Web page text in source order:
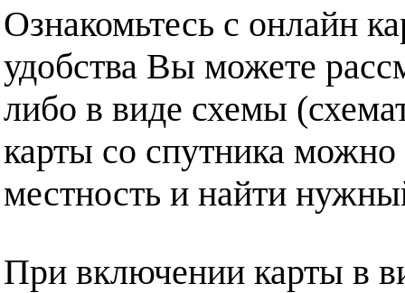
Ознакомьтесь с онлайн
удобства Вы можете
либо в виде схемы
карты со спутника можно
местность и найти
При включении карты в